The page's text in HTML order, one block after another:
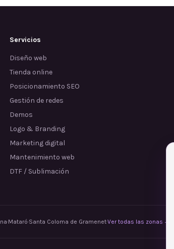
Servicios
Diseño web
Tienda online
Posicionamiento SEO
Gestión de redes
Demos
Logo & Branding
Marketing digital
Mantenimiento web
DTF / Sublimación
·Mataró·Santa Coloma de Gramenet·Ver todas las zonas →